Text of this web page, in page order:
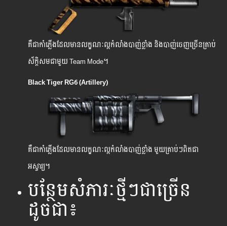
គឺ​ជា​កាំភ្លើង​ដែល​មាន​លក្ខណៈ​ល្អ​កំលាំង​បាញ់ខ្លាំង និងបាញ់ចេញច្រើនគ្រាប់
ស័ក្តិសមជាមួយ Team Mode។
Black Tiger RG6 (Artillery)
គឺ​ជា​កាំភ្លើង​ដែល​មាន​លក្ខណៈ​ល្អ​កំលាំង​បាញ់ខ្លាំង​ មួយគ្រាប់ៗពិតជា
អស្ចារ្យ។
បន្ថែមសំភារៈថ្មីៗជាច្រើន
ដូចជា៖